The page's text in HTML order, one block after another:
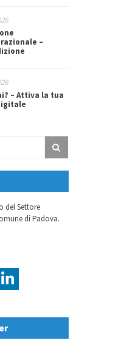
–
– Attiva la tua
del Settore
di Padova.